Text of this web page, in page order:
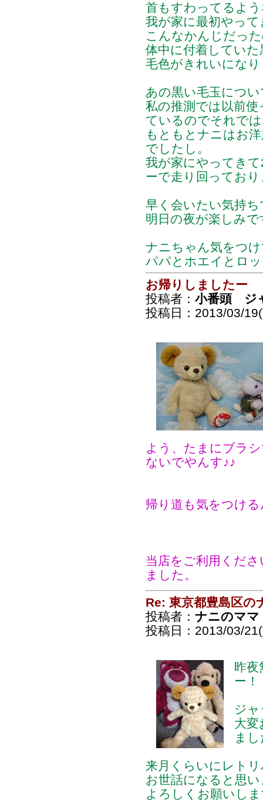
首もすわってるよ
我が家に最初やっ
こんなかんじだっ
体中に付着してい
毛色がきれいにな
あの黒い毛玉につ
私の推測では以前
ているのでそれで
もともとナニはお
でしたし。
我が家にやってき
ーで走り回ってお
早く会いたい気持
明日の夜が楽しみで
ナニちゃん気をつ
パパとホエイとロ
お帰りしましたー
投稿者： 小番頭 ジ
投稿日：2013/03/
よう、たまにブラ
ないでやんす♪♪
帰り道も気をつけ
当店をご利用くだ
ました。
Re: 東京都豊島区の
投稿者： ナニのママ
投稿日：2013/03/
昨夜
ー！
ジ
大
ま
来月くらいにレト
お世話になると思
よろしくお願いし